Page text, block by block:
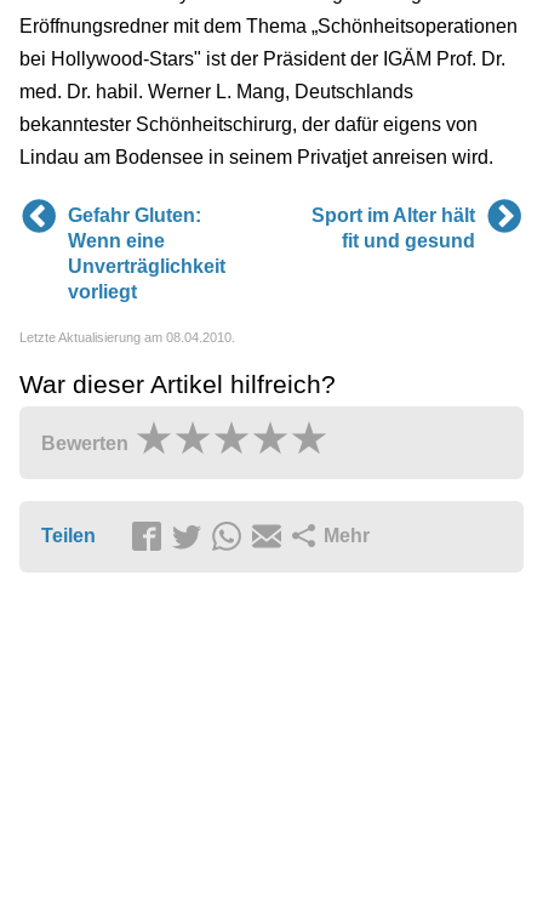
Eröffnungsredner mit dem Thema „Schönheitsoperationen
bei Hollywood-Stars" ist der Präsident der IGÄM Prof. Dr.
med. Dr. habil. Werner L. Mang, Deutschlands
bekanntester Schönheitschirurg, der dafür eigens von
Lindau am Bodensee in seinem Privatjet anreisen wird.
Gefahr Gluten:
Wenn eine
Unverträglichkeit
vorliegt
Sport im Alter hält
fit und gesund
Letzte Aktualisierung am 08.04.2010.
War dieser Artikel hilfreich?
Bewerten
Teilen Mehr